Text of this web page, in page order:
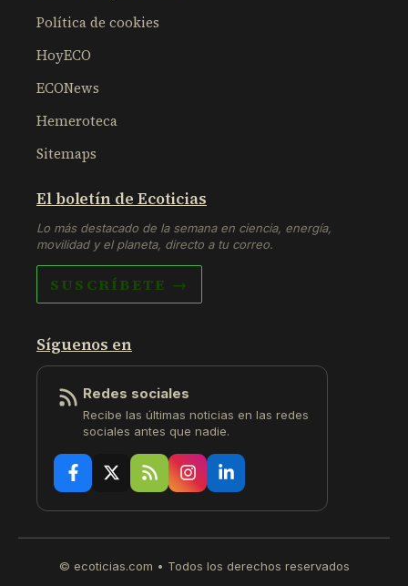
Política de cookies
HoyECO
ECONews
Hemeroteca
Sitemaps
El boletín de Ecoticias
Lo más destacado de la semana en ciencia, energía,
movilidad y el planeta, directo a tu correo.
SUSCRÍBETE →
Síguenos en
Redes sociales
Recibe las últimas noticias en las redes
sociales antes que nadie.
© ecoticias.com • Todos los derechos reservados